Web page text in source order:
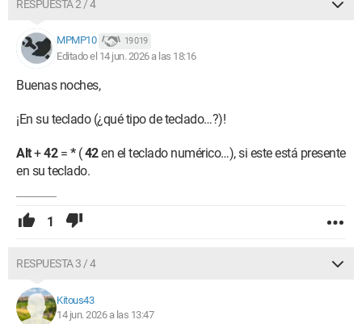
RESPUESTA 2 / 4
MPMP10 19 019
Editado el 14 jun. 2026 a las 18:16
Buenas noches,
¡En su teclado (¿qué tipo de teclado…?)!
Alt+42= *(42en el teclado numérico…), si este está presente
en su teclado.
1
RESPUESTA 3 / 4
Kitous43
14 jun. 2026 a las 13:47